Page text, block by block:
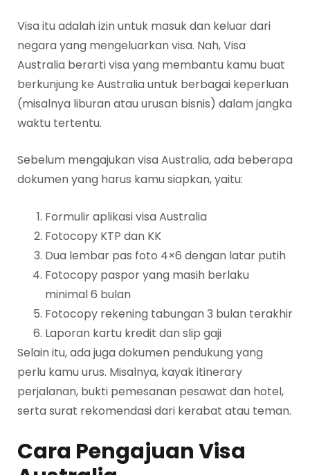
Visa itu adalah izin untuk masuk dan keluar dari
negara yang mengeluarkan visa. Nah, Visa
Australia berarti visa yang membantu kamu buat
berkunjung ke Australia untuk berbagai keperluan
(misalnya liburan atau urusan bisnis) dalam jangka
waktu tertentu.
Sebelum mengajukan visa Australia, ada beberapa
dokumen yang harus kamu siapkan, yaitu:
Formulir aplikasi visa Australia
Fotocopy KTP dan KK
Dua lembar pas foto 4×6 dengan latar putih
Fotocopy paspor yang masih berlaku
minimal 6 bulan
Fotocopy rekening tabungan 3 bulan terakhir
Laporan kartu kredit dan slip gaji
Selain itu, ada juga dokumen pendukung yang
perlu kamu urus. Misalnya, kayak itinerary
perjalanan, bukti pemesanan pesawat dan hotel,
serta surat rekomendasi dari kerabat atau teman.
Cara Pengajuan Visa